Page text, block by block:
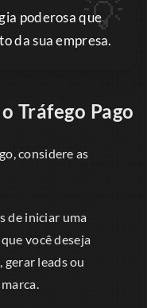
poderosa que
da sua empresa.
Tráfego Pago
considere as
de iniciar uma
você deseja
gerar leads ou